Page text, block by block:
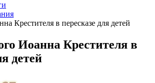
Крестителя в пересказе для детей
Иоанна Крестителя в
детей